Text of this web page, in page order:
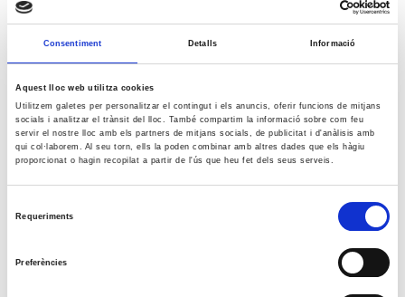
Consentiment Detalls Informació
Aquest lloc web utilitza cookies
Utilitzem galetes per personalitzar el contingut i els anuncis, oferir funcions de mitjans
socials i analitzar el trànsit del lloc. També compartim la informació sobre com feu
servir el nostre lloc amb els partners de mitjans socials, de publicitat i d'anàlisis amb
qui col·laborem. Al seu torn, ells la poden combinar amb altres dades que els hàgiu
proporcionat o hagin recopilat a partir de l'ús que heu fet dels seus serveis.
Requeriments
Preferències